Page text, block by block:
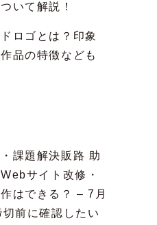
いて解説！
ロゴとは？印象
品の特徴なども
・課題解決販路 助
サイト改修・
はできる？ – 7月
前に確認したい